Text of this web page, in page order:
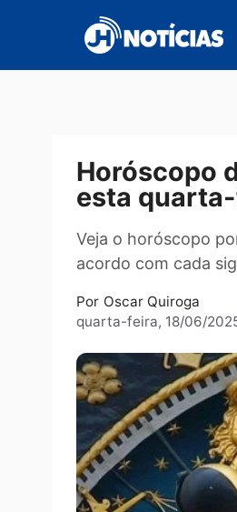
conteúdo
esta
Veja o
acordo com cada
Oscar Quiroga
quarta-feira, 18/06/